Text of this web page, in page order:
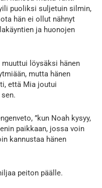
puoliksi suljetuin silmin,
hän ei ollut nähnyt
ja huonojen
löysäksi hänen
mutta hänen
että Mia joutui
”kun Noah kysyy,
paikkaan, jossa voin
kannustaa hänen
peiton päälle.